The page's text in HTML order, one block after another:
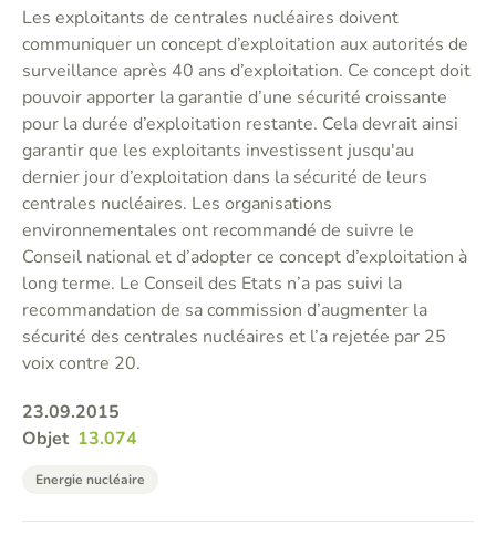
Les exploitants de centrales nucléaires doivent
communiquer un concept d’exploitation aux autorités de
surveillance après 40 ans d’exploitation. Ce concept doit
pouvoir apporter la garantie d’une sécurité croissante
pour la durée d’exploitation restante. Cela devrait ainsi
garantir que les exploitants investissent jusqu'au
dernier jour d’exploitation dans la sécurité de leurs
centrales nucléaires. Les organisations
environnementales ont recommandé de suivre le
Conseil national et d’adopter ce concept d’exploitation à
long terme. Le Conseil des Etats n’a pas suivi la
recommandation de sa commission d’augmenter la
sécurité des centrales nucléaires et l’a rejetée par 25
voix contre 20.
23.09.2015
Objet 13.074
Energie nucléaire